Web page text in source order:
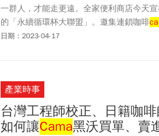
一群人，才能走更遠。全家便利商店今天
的「永續循環杯大聯盟」。邀集連鎖咖啡
入，就連競爭對手萊爾富、OKmart也響應
日期：2023-04-17
產業時事
台灣工程師校正、日籍咖
如何讓Cama黑沃買單、賣